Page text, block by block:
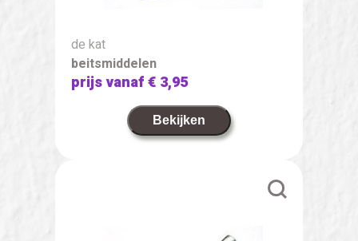
de kat
beitsmiddelen
prijs vanaf€ 3,95
Bekijken